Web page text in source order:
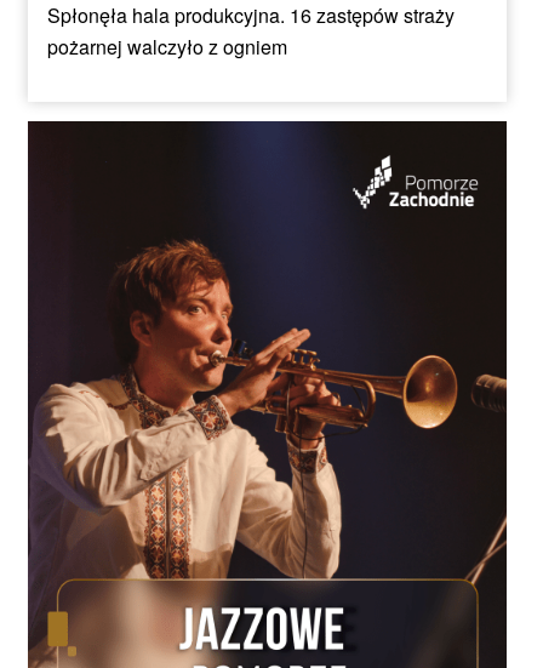
Spłonęła hala produkcyjna. 16 zastępów straży
pożarnej walczyło z ogniem